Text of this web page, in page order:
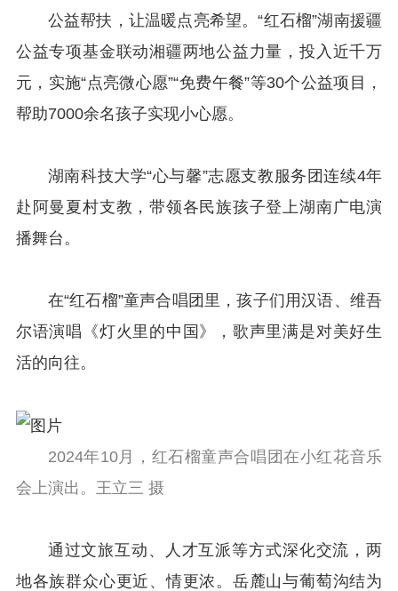
公益帮扶，让温暖点亮希望。“红石榴”湖南援疆
公益专项基金联动湘疆两地公益力量，投入近千万
元，实施“点亮微心愿”“免费午餐”等30个公益项目，
帮助7000余名孩子实现小心愿。
湖南科技大学“心与馨”志愿支教服务团连续4年
赴阿曼夏村支教，带领各民族孩子登上湖南广电演
播舞台。
在“红石榴”童声合唱团里，孩子们用汉语、维吾
尔语演唱《灯火里的中国》，歌声里满是对美好生
活的向往。
2024年10月，红石榴童声合唱团在小红花音乐
会上演出。王立三 摄
通过文旅互动、人才互派等方式深化交流，两
地各族群众心更近、情更浓。岳麓山与葡萄沟结为